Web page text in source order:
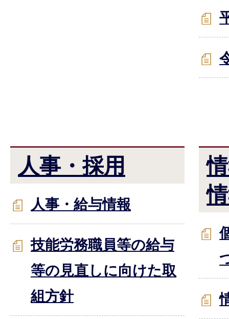
人事・採用
人事・給与情報
技能労務職員等の給与
等の見直しに向けた取
組方針